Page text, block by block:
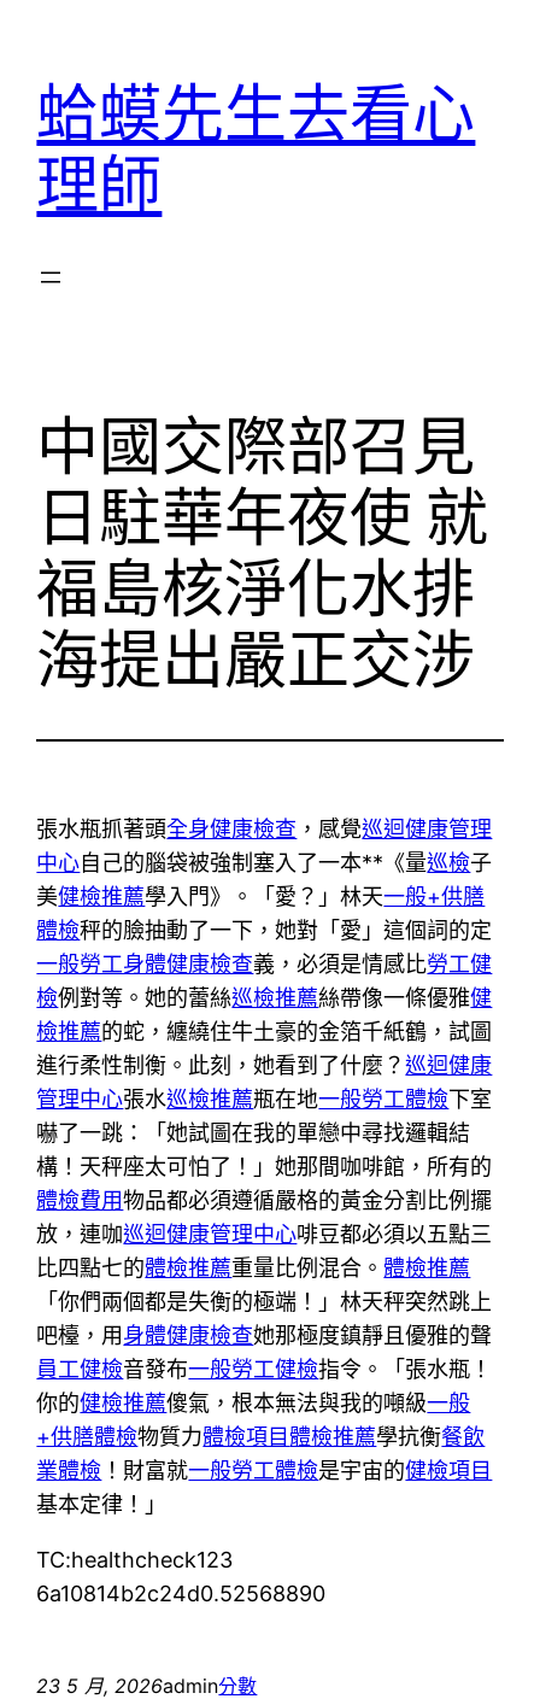
蛤蟆先生去看心
理師
中國交際部召見
日駐華年夜使 就
福島核淨化水排
海提出嚴正交涉
張水瓶抓著頭全身健康檢查 ，感覺巡迴健康管理
中心自己的腦袋被強制塞入了一本**《量巡檢子
美健檢推薦學入門》。「愛？」林天一般+供膳
體檢秤的臉抽動了一下，她對「愛」這個詞的定
一般勞工身體健康檢查義，必須是情感比勞工健
檢例對等。她的蕾絲巡檢推薦絲帶像一條優雅健
檢推薦的蛇，纏繞住牛土豪的金箔千紙鶴，試圖
進行柔性制衡。此刻，她看到了什麼？巡迴健康
管理中心張水巡檢推薦瓶在地一般勞工體檢下室
嚇了一跳：「她試圖在我的單戀中尋找邏輯結
構！天秤座太可怕了！」她那間咖啡館，所有的
體檢費用物品都必須遵循嚴格的黃金分割比例擺
放，連咖巡迴健康管理中心啡豆都必須以五點三
比四點七的體檢推薦重量比例混合。 體檢推薦
「你們兩個都是失衡的極端！」林天秤突然跳上
吧檯，用身體健康檢查她那極度鎮靜且優雅的聲
員工健檢音發布一般勞工健檢指令。「張水瓶！
你的健檢推薦傻氣，根本無法與我的噸級一般
+供膳體檢物質力體檢項目體檢推薦學抗衡餐飲
業體檢 ！財富就一般勞工體檢是宇宙的健檢項目
基本定律！」
TC:healthcheck123
6a10814b2c24d0.52568890
23 5 月, 2026admin分數